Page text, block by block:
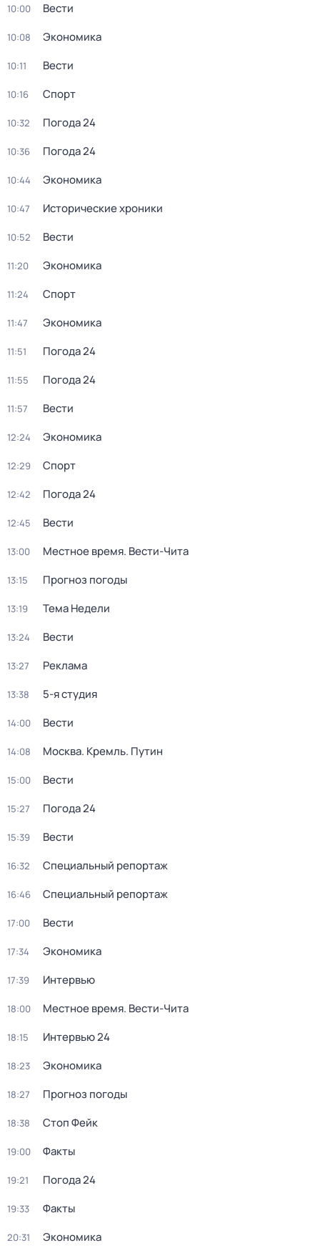
10:00 Вести
10:08 Экономика
10:11 Вести
10:16 Спорт
10:32 Погода 24
10:36 Погода 24
10:44 Экономика
10:47 Исторические хроники
10:52 Вести
11:20 Экономика
11:24 Спорт
11:47 Экономика
11:51 Погода 24
11:55 Погода 24
11:57 Вести
12:24 Экономика
12:29 Спорт
12:42 Погода 24
12:45 Вести
13:00 Местное время. Вести-Чита
13:15 Прогноз погоды
13:19 Тема Недели
13:24 Вести
13:27 Реклама
13:38 5-я студия
14:00 Вести
14:08 Москва. Кремль. Путин
15:00 Вести
15:27 Погода 24
15:39 Вести
16:32 Специальный репортаж
16:46 Специальный репортаж
17:00 Вести
17:34 Экономика
17:39 Интервью
18:00 Местное время. Вести-Чита
18:15 Интервью 24
18:23 Экономика
18:27 Прогноз погоды
18:38 Стоп Фейк
19:00 Факты
19:21 Погода 24
19:33 Факты
20:31 Экономика